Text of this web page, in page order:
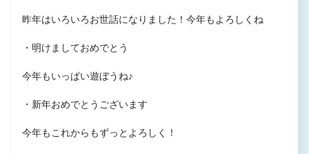
昨年はいろいろお世話になりました！今年もよろしくね
・明けましておめでとう
今年もいっぱい遊ぼうね♪
・新年おめでとうございます
今年もこれからもずっとよろしく！